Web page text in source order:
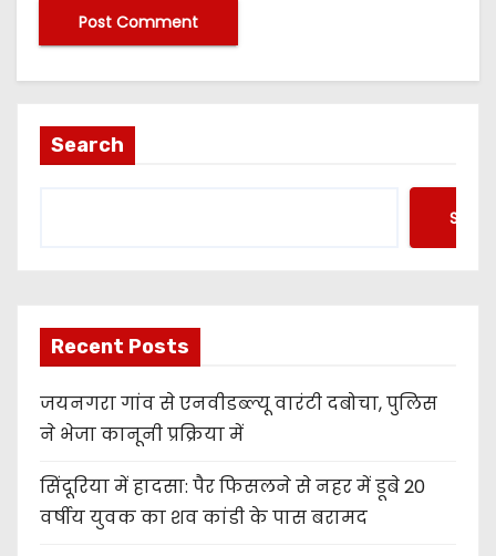
Search
Recent Posts
जयनगरा गांव से एनवीडब्ल्यू वारंटी दबोचा, पुलिस
ने भेजा कानूनी प्रक्रिया में
सिंदूरिया में हादसा: पैर फिसलने से नहर में डूबे 20
वर्षीय युवक का शव कांडी के पास बरामद